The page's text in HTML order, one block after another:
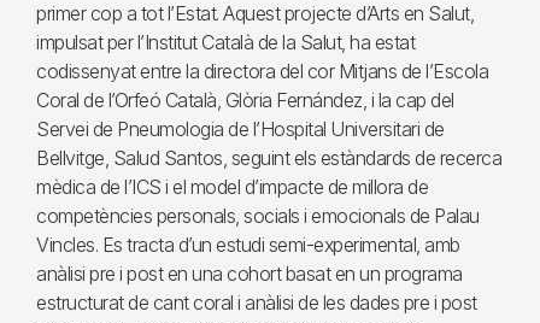
primer cop a tot l’Estat. Aquest projecte d’Arts en Salut,
impulsat per l’Institut Català de la Salut, ha estat
codissenyat entre la directora del cor Mitjans de l’Escola
Coral de l’Orfeó Català, Glòria Fernández, i la cap del
Servei de Pneumologia de l’Hospital Universitari de
Bellvitge, Salud Santos, seguint els estàndards de recerca
mèdica de l’ICS i el model d’impacte de millora de
competències personals, socials i emocionals de Palau
Vincles. Es tracta d’un estudi semi-experimental, amb
anàlisi pre i post en una cohort basat en un programa
estructurat de cant coral i anàlisi de les dades pre i post